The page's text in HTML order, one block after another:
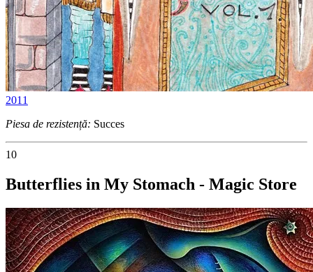
2011
Piesa de rezistență: Succes
10
Butterflies in My Stomach - Magic Store